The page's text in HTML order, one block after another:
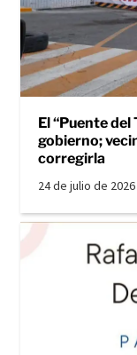
El “Puente del
gobierno;
corregirla
24 de julio de 2026